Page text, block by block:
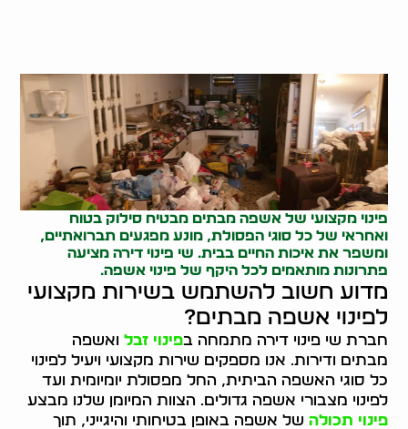
פינוי מקצועי של אשפה מבתים מבטיח סילוק בטוח
ואחראי של כל סוגי הפסולת, מונע מפגעים תברואתיים,
ומשפר את איכות החיים בבית. שי פינוי דירה מציעה
פתרונות מותאמים לכל היקף של פינוי אשפה.
מדוע חשוב להשתמש בשירות מקצועי
לפינוי אשפה מבתים?
חברת שי פינוי דירה מתמחה בפינוי זבל ואשפה
מבתים ודירות. אנו מספקים שירות מקצועי ויעיל לפינוי
כל סוגי האשפה הביתית, החל מפסולת יומיומית ועד
לפינוי מצבורי אשפה גדולים. הצוות המיומן שלנו מבצע
פינוי תכולה של אשפה באופן בטיחותי והיגייני, תוך